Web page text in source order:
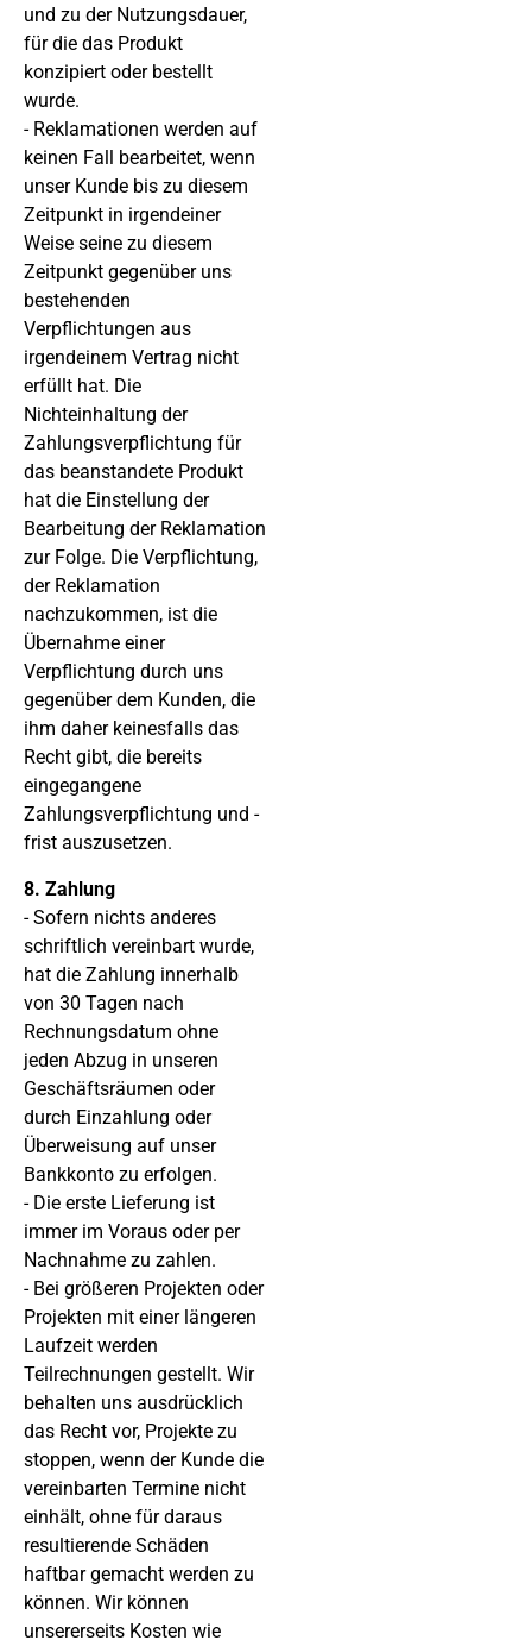
und zu der Nutzungsdauer,
für die das Produkt
konzipiert oder bestellt
wurde.
- Reklamationen werden auf
keinen Fall bearbeitet, wenn
unser Kunde bis zu diesem
Zeitpunkt in irgendeiner
Weise seine zu diesem
Zeitpunkt gegenüber uns
bestehenden
Verpflichtungen aus
irgendeinem Vertrag nicht
erfüllt hat. Die
Nichteinhaltung der
Zahlungsverpflichtung für
das beanstandete Produkt
hat die Einstellung der
Bearbeitung der Reklamation
zur Folge. Die Verpflichtung,
der Reklamation
nachzukommen, ist die
Übernahme einer
Verpflichtung durch uns
gegenüber dem Kunden, die
ihm daher keinesfalls das
Recht gibt, die bereits
eingegangene
Zahlungsverpflichtung und -
frist auszusetzen.
8. Zahlung
- Sofern nichts anderes
schriftlich vereinbart wurde,
hat die Zahlung innerhalb
von 30 Tagen nach
Rechnungsdatum ohne
jeden Abzug in unseren
Geschäftsräumen oder
durch Einzahlung oder
Überweisung auf unser
Bankkonto zu erfolgen.
- Die erste Lieferung ist
immer im Voraus oder per
Nachnahme zu zahlen.
- Bei größeren Projekten oder
Projekten mit einer längeren
Laufzeit werden
Teilrechnungen gestellt. Wir
behalten uns ausdrücklich
das Recht vor, Projekte zu
stoppen, wenn der Kunde die
vereinbarten Termine nicht
einhält, ohne für daraus
resultierende Schäden
haftbar gemacht werden zu
können. Wir können
unsererseits Kosten wie